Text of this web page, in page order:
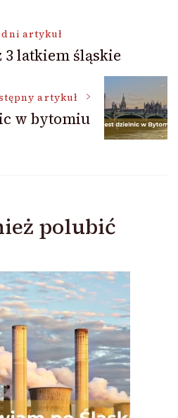
artykuł
3 latkiem śląskie
artykuł
w bytomiu
polubić